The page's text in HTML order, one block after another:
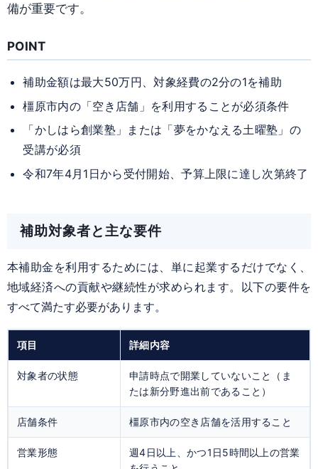
備が重要です。
POINT
補助金額は最大50万円、対象経費の2分の1を補助
橿原市内の「空き店舗」を利用することが必須条件
「かしはら創業塾」または「夢をかなえる土曜塾」の
受講が必須
令和7年4月1日から受付開始、予算上限に達し次第終了
補助対象者と主な要件
本補助金を利用するためには、単に起業するだけでなく、
地域経済への貢献や継続性が求められます。以下の要件を
すべて満たす必要があります。
項目 詳細内容
対象者の状態
申請時点で開業していないこと（ま
たは新分野進出前であること）
店舗条件 橿原市内の空き店舗を活用すること
営業形態
週4日以上、かつ1日5時間以上の営業